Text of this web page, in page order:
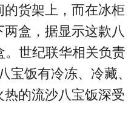
货架上，而在冰柜
盒，据显示这款八
。世纪联华相关负责
宝饭有冷冻、冷藏、
的流沙八宝饭深受